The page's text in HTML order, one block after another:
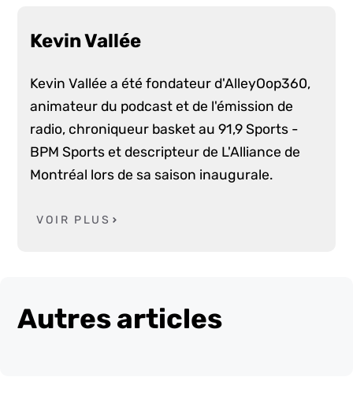
Kevin Vallée
Kevin Vallée a été fondateur d'AlleyOop360,
animateur du podcast et de l'émission de
radio, chroniqueur basket au 91,9 Sports -
BPM Sports et descripteur de L'Alliance de
Montréal lors de sa saison inaugurale.
VOIR PLUS
Autres articles